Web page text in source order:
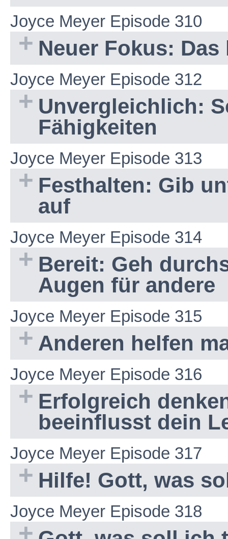
Joyce Meyer Episode 310
Neuer Fokus:
Joyce Meyer Episode 312
Unvergleichlich:
Fähigkeiten
Joyce Meyer Episode 313
Festhalten: Gib
auf
Joyce Meyer Episode 314
Bereit: Geh
Augen für andere
Joyce Meyer Episode 315
Anderen helfen
Joyce Meyer Episode 316
Erfolgreich
beeinflusst dein
Joyce Meyer Episode 317
Hilfe! Gott, was
Joyce Meyer Episode 318